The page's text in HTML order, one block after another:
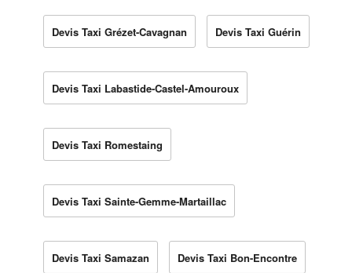
Devis Taxi Grézet-Cavagnan Devis Taxi Guérin
Devis Taxi Labastide-Castel-Amouroux
Devis Taxi Romestaing
Devis Taxi Sainte-Gemme-Martaillac
Devis Taxi Samazan Devis Taxi Bon-Encontre